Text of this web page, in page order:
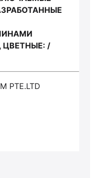
ЦВЕТНЫЕ: /
PTE.LTD